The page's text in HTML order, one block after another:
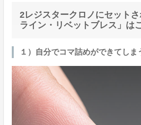
2レジスタークロノにセット
ライン・リベットブレス」は
１）自分でコマ詰めができてしま